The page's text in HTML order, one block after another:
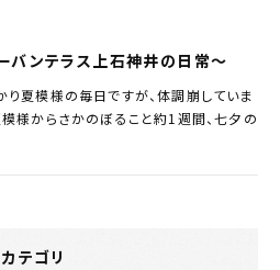
バンテラス上石神井の日常～
り夏模様の毎日ですが、体調崩していま
様からさかのぼること約1週間、七夕の
カテゴリ